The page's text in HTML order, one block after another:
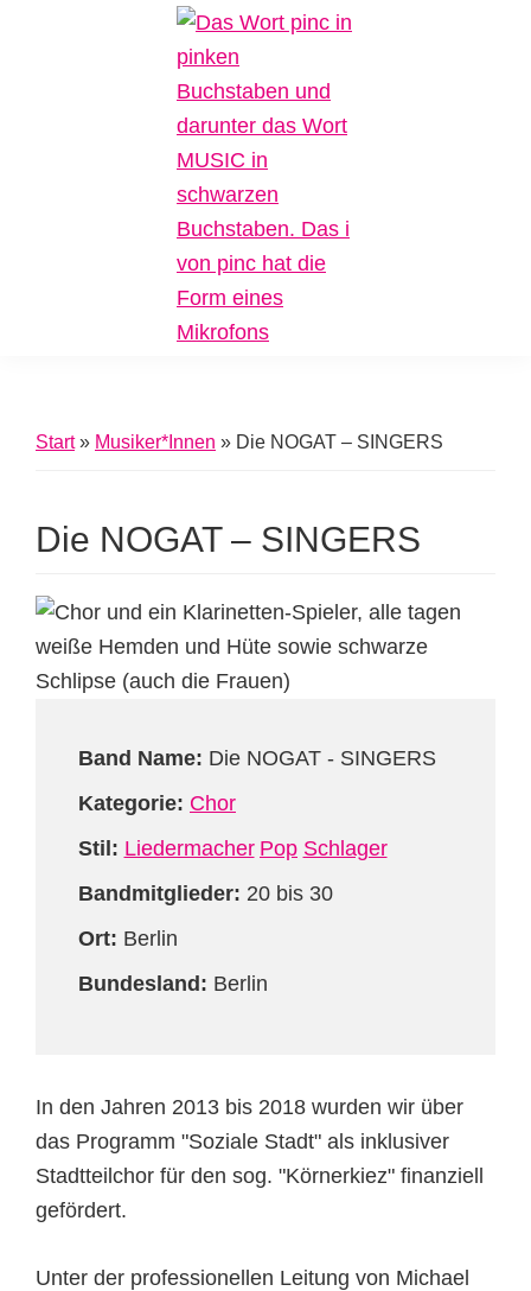
Inklusive
Start» Musiker*Innen » Die NOGAT – SINGERS
Die NOGAT – SINGERS
Band Name: Die NOGAT - SINGERS
Kategorie: Chor
Stil: Liedermacher Pop Schlager
Bandmitglieder: 20 bis 30
Ort: Berlin
Bundesland: Berlin
In den Jahren 2013 bis 2018 wurden wir über
das Programm "Soziale Stadt" als inklusiver
Stadtteilchor für den sog. "Körnerkiez" finanziell
gefördert.
Unter der professionellen Leitung von Michael